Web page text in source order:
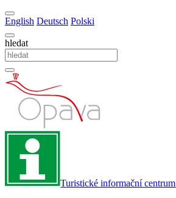
English Deutsch Polski
hledat
Turistické informační centrum